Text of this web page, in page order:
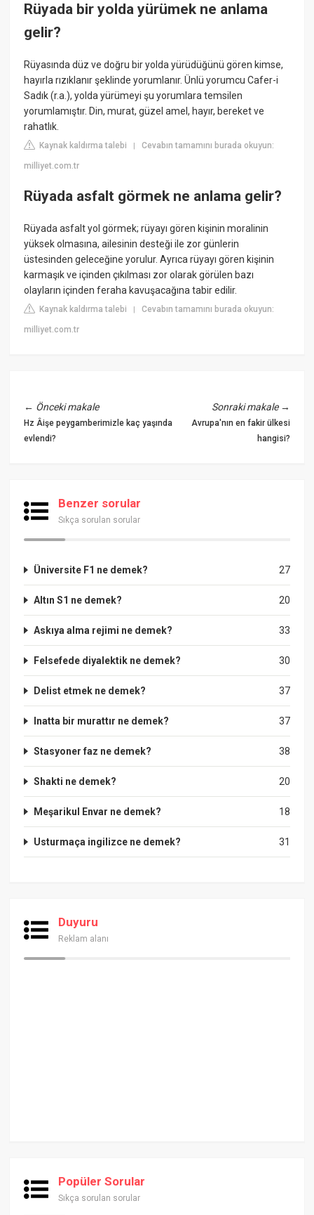
Rüyada bir yolda yürümek ne anlama
gelir?
Rüyasında düz ve doğru bir yolda yürüdüğünü gören kimse,
hayırla rızıklanır şeklinde yorumlanır. Ünlü yorumcu Cafer-i
Sadık (r.a.), yolda yürümeyi şu yorumlara temsilen
yorumlamıştır. Din, murat, güzel amel, hayır, bereket ve
rahatlık.
Kaynak kaldırma talebi |Cevabın tamamını burada okuyun:
milliyet.com.tr
Rüyada asfalt görmek ne anlama gelir?
Rüyada asfalt yol görmek; rüyayı gören kişinin moralinin
yüksek olmasına, ailesinin desteği ile zor günlerin
üstesinden geleceğine yorulur. Ayrıca rüyayı gören kişinin
karmaşık ve içinden çıkılması zor olarak görülen bazı
olayların içinden feraha kavuşacağına tabir edilir.
Kaynak kaldırma talebi |Cevabın tamamını burada okuyun:
milliyet.com.tr
← Önceki makale
Hz Âişe peygamberimizle kaç yaşında
evlendi?
Sonraki makale→
Avrupa'nın en fakir ülkesi
hangisi?
Benzer sorular
Sıkça sorulan sorular
27
Üniversite F1 ne demek?
20
Altın S1 ne demek?
33
Askıya alma rejimi ne demek?
30
Felsefede diyalektik ne demek?
37
Delist etmek ne demek?
37
Inatta bir murattır ne demek?
38
Stasyoner faz ne demek?
20
Shakti ne demek?
18
Meşarikul Envar ne demek?
31
Usturmaça ingilizce ne demek?
Duyuru
Reklam alanı
Popüler Sorular
Sıkça sorulan sorular